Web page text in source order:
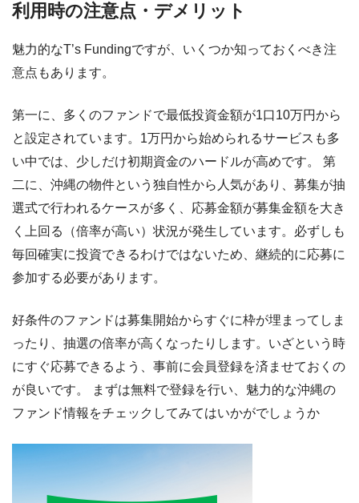
利用時の注意点・デメリット
魅力的なT’s Fundingですが、いくつか知っておくべき注
意点もあります。
第一に、多くのファンドで最低投資金額が1口10万円から
と設定されています。1万円から始められるサービスも多
い中では、少しだけ初期資金のハードルが高めです。 第
二に、沖縄の物件という独自性から人気があり、募集が抽
選式で行われるケースが多く、応募金額が募集金額を大き
く上回る（倍率が高い）状況が発生しています。必ずしも
毎回確実に投資できるわけではないため、継続的に応募に
参加する必要があります。
好条件のファンドは募集開始からすぐに枠が埋まってしま
ったり、抽選の倍率が高くなったりします。いざという時
にすぐ応募できるよう、事前に会員登録を済ませておくの
が良いです。 まずは無料で登録を行い、魅力的な沖縄の
ファンド情報をチェックしてみてはいかがでしょうか